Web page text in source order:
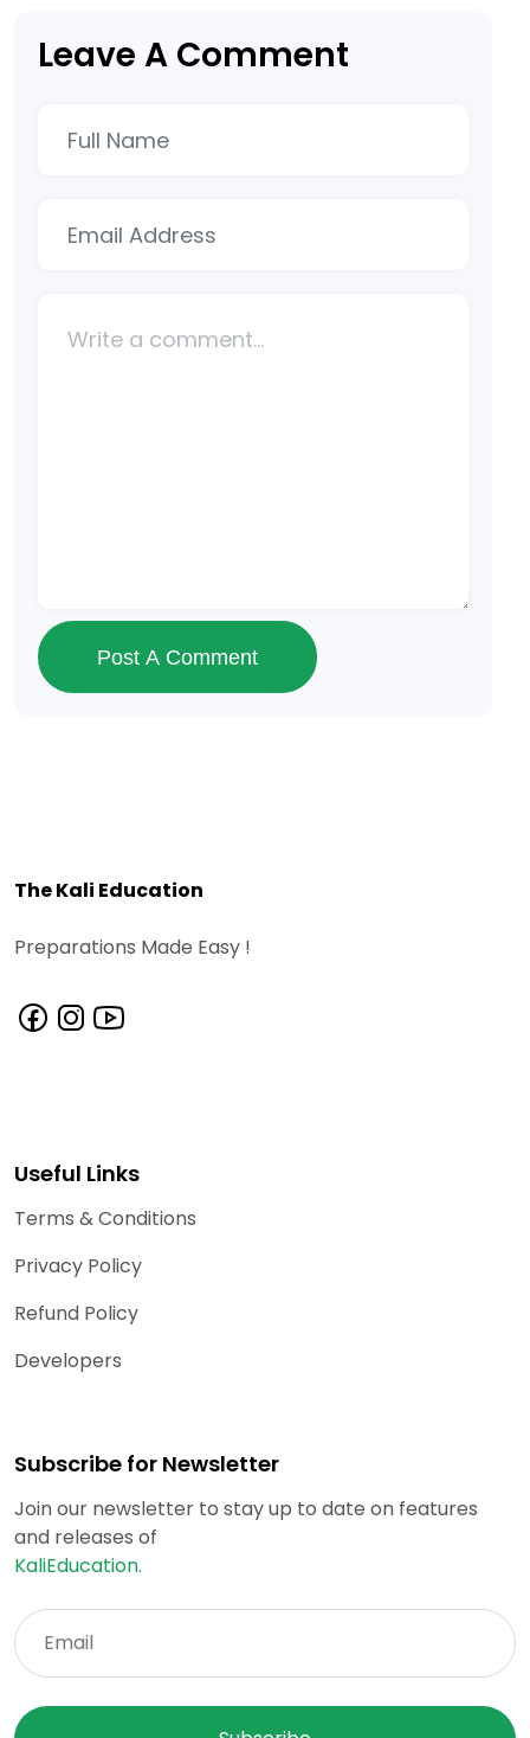
Leave A Comment
Post A Comment
The Kali Education
Preparations Made Easy !
Useful Links
Terms & Conditions
Privacy Policy
Refund Policy
Developers
Subscribe for Newsletter
Join our newsletter to stay up to date on features
and releases of
KaliEducation.